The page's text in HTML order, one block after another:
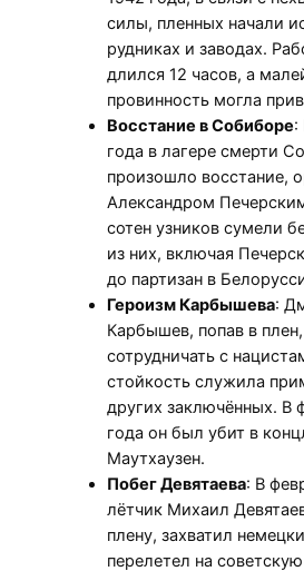
силы, пленных начали
рудниках и заводах.
длился 12 часов, а
провинность могла
Восстание в Собиборе:
года в лагере смерти
произошло восстание,
Александром
сотен узников сумели
из них, включая
до партизан в
Героизм Карбышева:
Карбышев, попав в плен,
сотрудничать с
стойкость служила
других заключённых. В
года он был убит в
Маутхаузен.
Побег Девятаева: В
лётчик Михаил
плену, захватил
перелетел на